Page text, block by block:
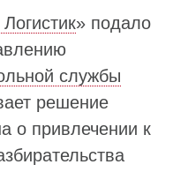
» подало
службы
решение
о привлечении к